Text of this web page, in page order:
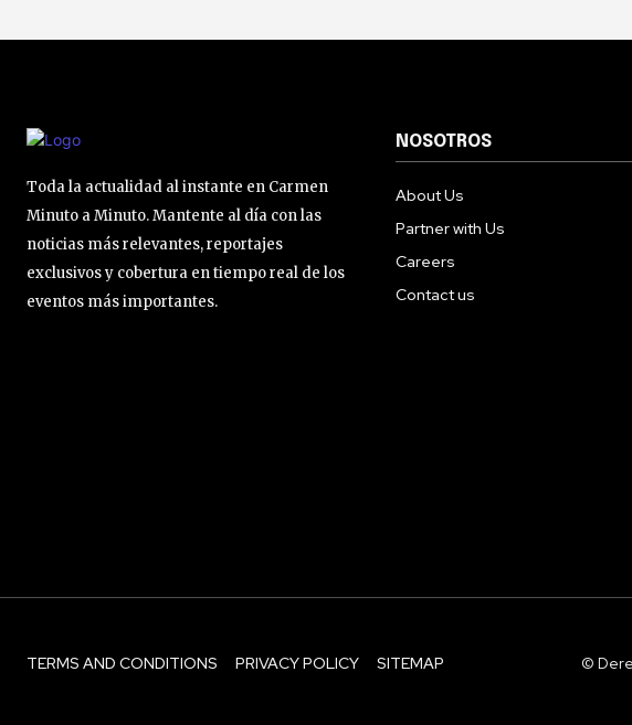
Toda la actualidad al instante en Carmen
Minuto a Minuto. Mantente al día con las
noticias más relevantes, reportajes
exclusivos y cobertura en tiempo real de los
eventos más importantes.
NOSOTROS
About Us
Partner with Us
Careers
Contact us
TERMS AND CONDITIONS PRIVACY POLICY SITEMAP ©